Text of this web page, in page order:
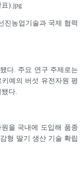
진농업기술과 국제 협력
다. 주요 연구 주제로는
예의 버섯 유전자원 평
다.
을 국내에 도입해 품종
형 딸기 생산 기술 확립